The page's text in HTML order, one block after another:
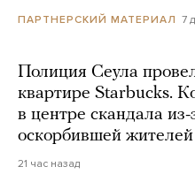
ПАРТНЕРСКИЙ МАТЕРИАЛ 7
Полиция Сеула
квартире Starbucks.
в центре скандала
оскорбившей
21 час назад